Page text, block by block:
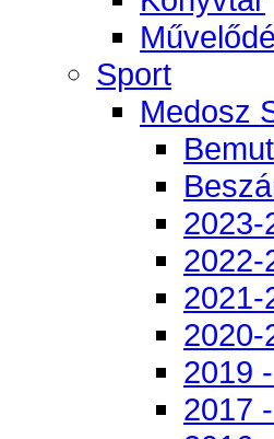
Sport
Medosz
2023-
2022-
2021-
2020-
2019
2017